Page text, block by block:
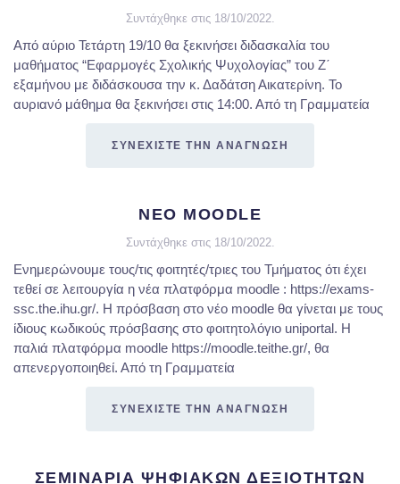
Συντάχθηκε στις 18/10/2022.
Από αύριο Τετάρτη 19/10 θα ξεκινήσει διδασκαλία του
μαθήματος “Εφαρμογές Σχολικής Ψυχολογίας” του Ζ΄
εξαμήνου με διδάσκουσα την κ. Δαδάτση Αικατερίνη. Το
αυριανό μάθημα θα ξεκινήσει στις 14:00. Από τη Γραμματεία
ΣΥΝΕΧΙΣΤΕ ΤΗΝ ΑΝΑΓΝΩΣΗ
ΝΕΟ MOODLE
Συντάχθηκε στις 18/10/2022.
Ενημερώνουμε τους/τις φοιτητές/τριες του Τμήματος ότι έχει
τεθεί σε λειτουργία η νέα πλατφόρμα moodle : https://exams-
ssc.the.ihu.gr/. Η πρόσβαση στο νέο moodle θα γίνεται με τους
ίδιους κωδικούς πρόσβασης στο φοιτητολόγιο uniportal. Η
παλιά πλατφόρμα moodle https://moodle.teithe.gr/, θα
απενεργοποιηθεί. Από τη Γραμματεία
ΣΥΝΕΧΙΣΤΕ ΤΗΝ ΑΝΑΓΝΩΣΗ
ΣΕΜΙΝΑΡΙΑ ΨΗΦΙΑΚΩΝ ΔΕΞΙΟΤΗΤΩΝ